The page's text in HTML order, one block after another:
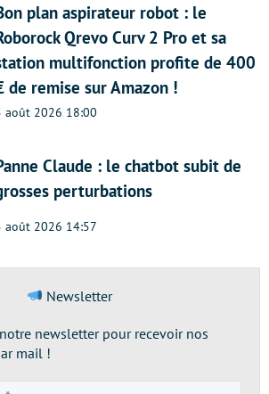
plan aspirateur robot : le
Qrevo Curv 2 Pro et sa
multifonction profite de 400
de remise sur Amazon !
août 2026 18:00
Claude : le chatbot subit de
perturbations
août 2026 14:57
Newsletter
newsletter pour recevoir nos
mail !